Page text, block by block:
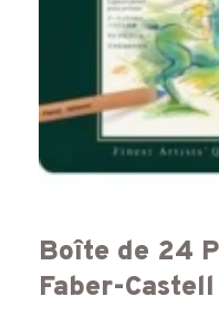
Boîte de 24
Faber-Castell